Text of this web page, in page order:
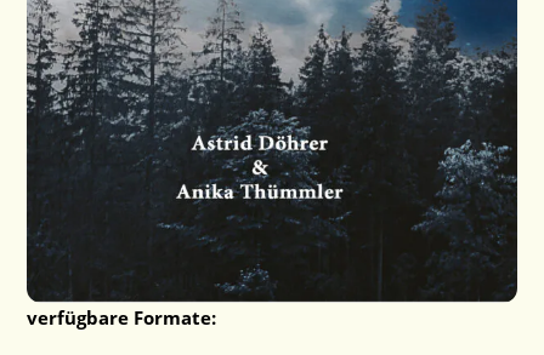
verfügbare Formate: